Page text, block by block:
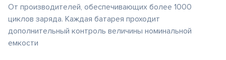
От производителей, обеспечивающих более 1000
циклов заряда. Каждая батарея проходит
дополнительный контроль величины номинальной
емкости